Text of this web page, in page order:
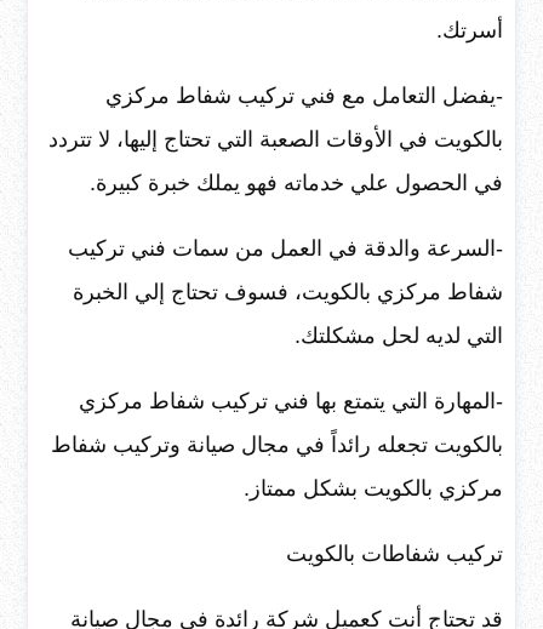
أسرتك.
-يفضل التعامل مع فني تركيب شفاط مركزي
بالكويت في الأوقات الصعبة التي تحتاج إليها، لا تتردد
في الحصول علي خدماته فهو يملك خبرة كبيرة.
-السرعة والدقة في العمل من سمات فني تركيب
شفاط مركزي بالكويت، فسوف تحتاج إلي الخبرة
التي لديه لحل مشكلتك.
-المهارة التي يتمتع بها فني تركيب شفاط مركزي
بالكويت تجعله رائداً في مجال صيانة وتركيب شفاط
مركزي بالكويت بشكل ممتاز.
تركيب شفاطات بالكويت
قد تحتاج أنت كعميل شركة رائدة في مجال صيانة